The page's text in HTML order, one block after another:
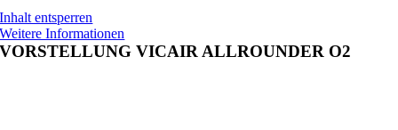
Inhalt entsperren
Weitere Informationen
VORSTELLUNG VICAIR ALLROUNDER O2